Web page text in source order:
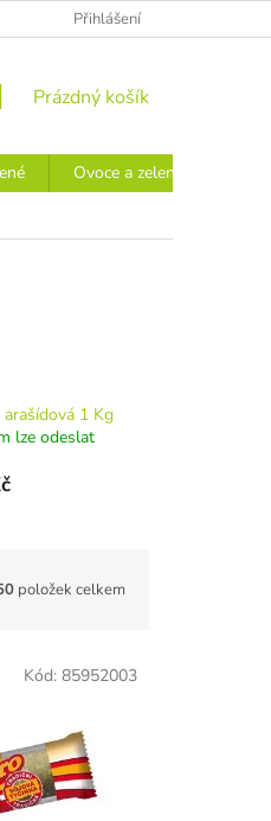
Přihlášení
NÁKUPNÍ
Prázdný košík
Ovoce a zelenina
arašídová 1 Kg
lze odeslat
položek celkem
Kód: 85952003